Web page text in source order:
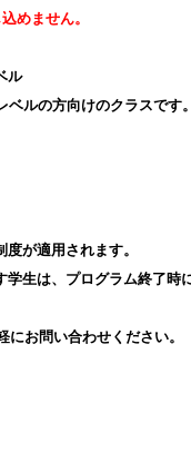
めません。
ル
ベルの方向けのクラスで
が適用されます。
学生は、プログラム終了時
にお問い合わせください。